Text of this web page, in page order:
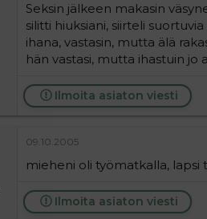
Seksin jälkeen makasin
silitti hiuksiani, siirteli
ihana, vastasin, mutta älä
hän vastasi, mutta ihastuin jo
Ilmoita asiaton viesti
09.10.2005
mieheni oli työmatkalla, lapsi
Ilmoita asiaton viesti